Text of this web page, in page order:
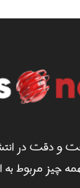
فارس نیوز 24 سرعت و
چیز مربوط